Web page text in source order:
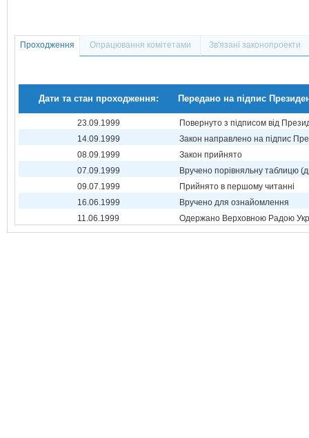
Проходження Опрацювання комітетами Зв'язані законопроекти
Дати та стан проходження: Передано на підпис
23.09.1999
Повернуто з підписом від
14.09.1999
Закон направлено на підпис
08.09.1999
Закон прийнято
07.09.1999
Вручено порівняльну таблицю
09.07.1999
Прийнято в першому читанні
16.06.1999
Вручено для ознайомлення
11.06.1999
Одержано Верховною Радою